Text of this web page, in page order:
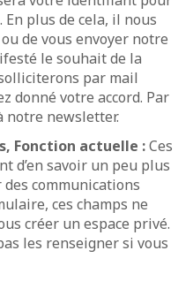
plus de cela, il nous
de vous envoyer notre
le souhait de la
par mail
donné votre accord. Par
notre newsletter.
Fonction actuelle :Ces
d’en savoir un peu plus
communications
ces champs ne
créer un espace privé.
les renseigner si vous